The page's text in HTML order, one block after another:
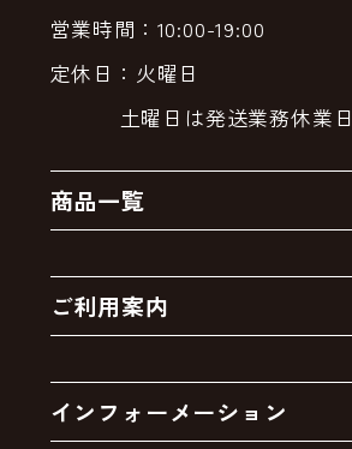
営業時間：10:00-19:00
定休日：火曜日
土曜日は発送業務休業日
商品一覧
クーポン
卸販売・大量注文
アウトレットセール
ご利用案内
お支払いについて
インフォーメーション